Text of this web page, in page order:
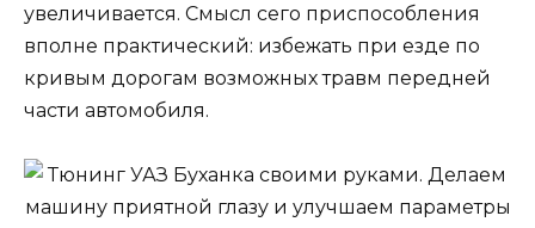
увеличивается. Смысл сего приспособления
вполне практический: избежать при езде по
кривым дорогам возможных травм передней
части автомобиля.